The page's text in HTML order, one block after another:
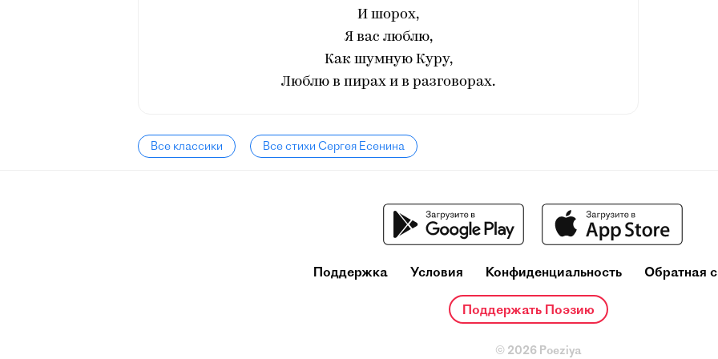
И шорох,
Я вас люблю,
Как шумную Куру,
Люблю в пирах и в разговорах.
Все классики Все стихи Сергея Есенина
Поддержка Условия Конфиденциальность Обратная
Поддержать Поэзию
© 2026 Poeziya